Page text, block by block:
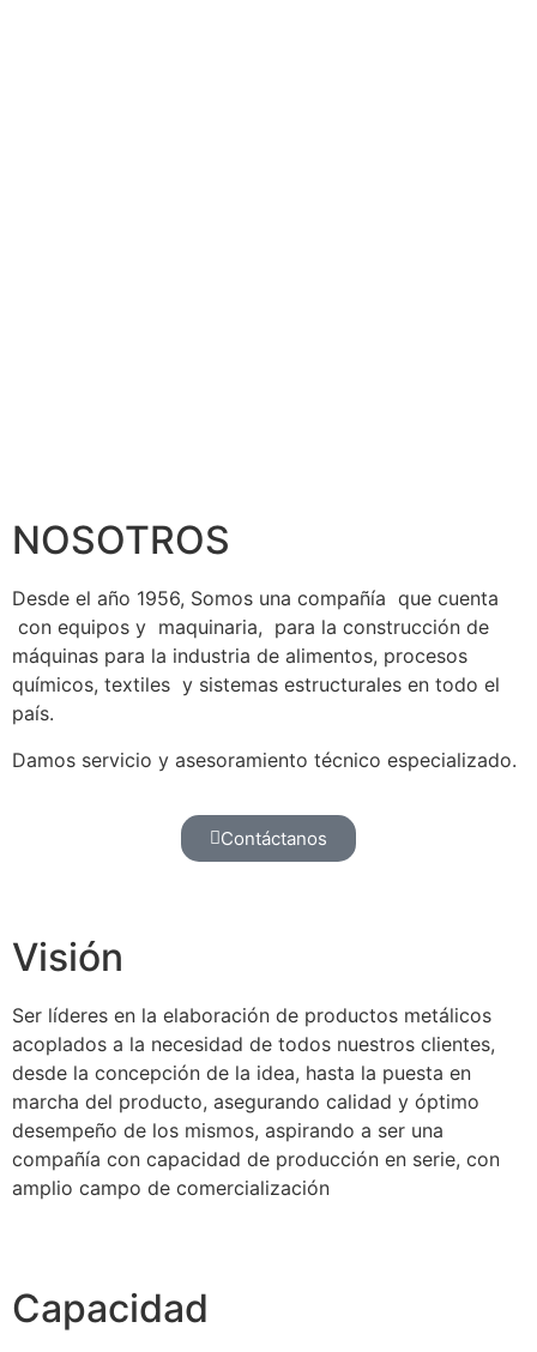
NOSOTROS
Desde el año 1956, Somos una compañía que cuenta
con equipos y maquinaria, para la construcción de
máquinas para la industria de alimentos, procesos
químicos, textiles y sistemas estructurales en todo el
país.
Damos servicio y asesoramiento técnico especializado.
Contáctanos
Visión
Ser líderes en la elaboración de productos metálicos
acoplados a la necesidad de todos nuestros clientes,
desde la concepción de la idea, hasta la puesta en
marcha del producto, asegurando calidad y óptimo
desempeño de los mismos, aspirando a ser una
compañía con capacidad de producción en serie, con
amplio campo de comercialización
Capacidad